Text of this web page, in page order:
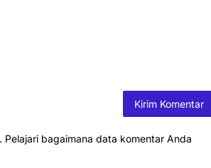
Pelajari bagaimana data komentar Anda